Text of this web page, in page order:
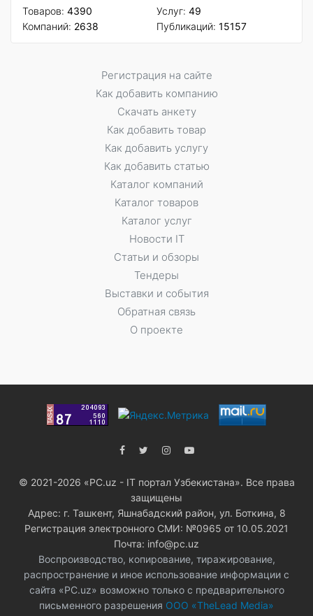
Товаров: 4390
Компаний: 2638
Услуг: 49
Публикаций: 15157
Регистрация на сайте
Как добавить компанию
Скачать анкету
Как добавить товар
Как добавить услугу
Как добавить статью
Каталог компаний
Каталог товаров
Каталог услуг
Новости IT
Статьи и обзоры
Тендеры
Выставки и события
Обратная связь
О проекте
© 2021-2026 «PC.uz - IT портал Узбекистана». Все права
защищены
Адрес: г. Ташкент, Яшнабадский район, ул. Боткина, 8
Регистрация электронного СМИ: №0965 от 10.05.2021
Почта: info@pc.uz
Воспроизводство, копирование, тиражирование,
распространение и иное использование информации с
сайта «PC.uz» возможно только с предварительного
письменного разрешения ООО «TheLead Media»